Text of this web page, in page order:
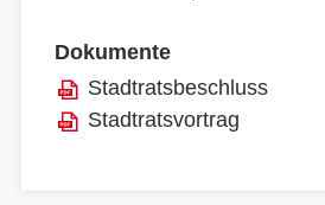
Dokumente
Stadtratsbeschluss
Stadtratsvortrag